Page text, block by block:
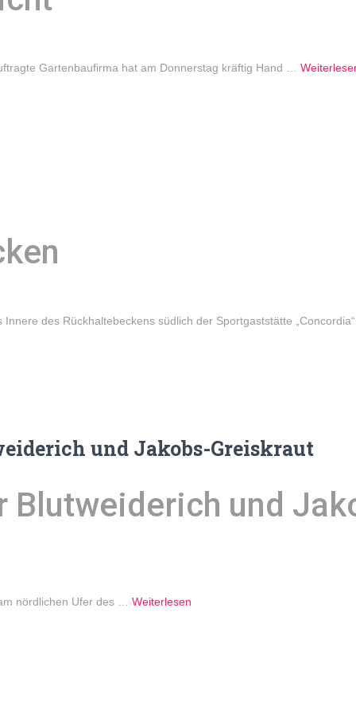
Gartenbaufirma hat am Donnerstag kräftig Hand …
Innere des Rückhaltebeckens südlich der Sportgaststätte
und Jakobs-Greiskraut
Blutweiderich und
nördlichen Ufer des … Weiterlesen